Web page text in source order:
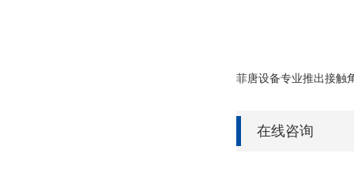
菲唐设备专业推出接触
在线咨询